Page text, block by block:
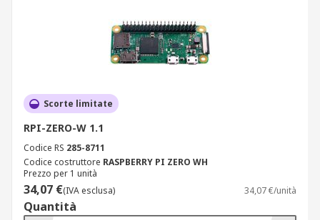
Scorte limitate
RPI-ZERO-W 1.1
Codice RS 285-8711
Codice costruttore RASPBERRY PI ZERO WH
Prezzo per 1 unità
34,07 €(IVA esclusa) 34,07 €/unità
Quantità